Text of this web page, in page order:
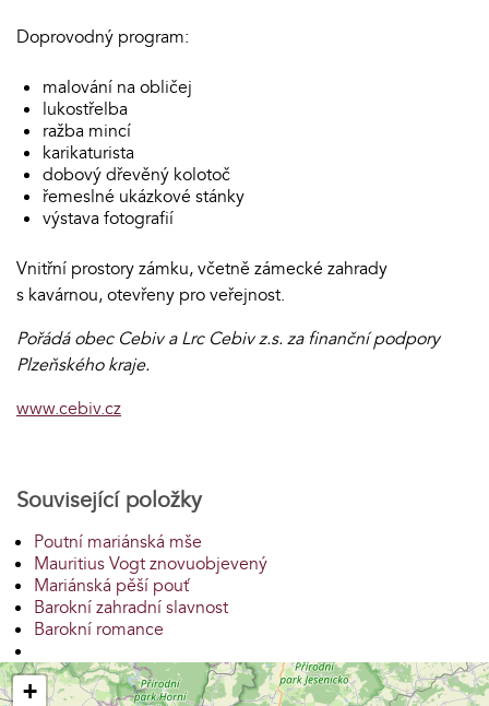
Doprovodný program:
malování na obličej
lukostřelba
ražba mincí
karikaturista
dobový dřevěný kolotoč
řemeslné ukázkové stánky
výstava fotografií
Vnitřní prostory zámku, včetně zámecké zahrady
s kavárnou, otevřeny pro veřejnost.
Pořádá obec Cebiv a Lrc Cebiv z.s. za finanční podpory
Plzeňského kraje.
www.cebiv.cz
Související položky
Poutní mariánská mše
Mauritius Vogt znovuobjevený
Mariánská pěší pouť
Barokní zahradní slavnost
Barokní romance
+